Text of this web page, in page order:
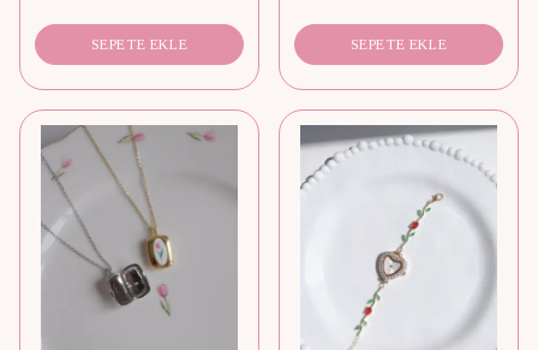
SEPETE EKLE SEPETE EKLE